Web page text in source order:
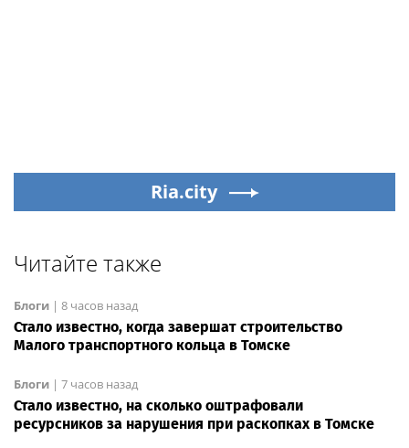
Ria.city
Читайте также
Блоги | 8 часов назад
Стало известно, когда завершат строительство
Малого транспортного кольца в Томске
Блоги | 7 часов назад
Стало известно, на сколько оштрафовали
ресурсников за нарушения при раскопках в Томске